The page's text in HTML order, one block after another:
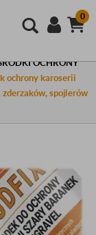
0
OCHRONY
ochrony karoserii
zderzaków, spojlerów